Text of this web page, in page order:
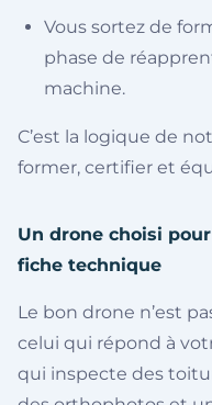
Vous sortez de
phase de
machine.
C’est la logique de
former, certifier et
Un drone choisi
fiche technique
Le bon drone n’est
celui qui répond à
qui inspecte des